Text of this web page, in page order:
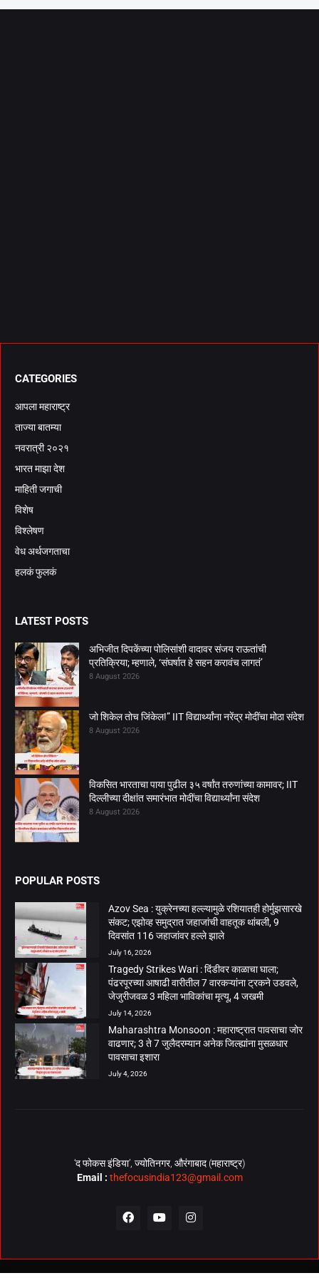
CATEGORIES
आपला महाराष्ट्र
ताज्या बातम्या
नवरात्री २०२१
भारत माझा देश
माहिती जगाची
विशेष
विश्लेषण
वेध अर्थजगताचा
हलकं फुलकं
LATEST POSTS
अभिजीत दिपकेंच्या पोलिसांशी वादावर संजय राऊतांची
प्रतिक्रिया; म्हणाले, ‘संघर्षात हे सहन करावंच लागतं’
8 August 2026
जो शिकेल तोच जिंकेल!” IIT विद्यार्थ्यांना नरेंद्र मोदींचा मोठा संदेश
8 August 2026
विकसित भारताचा पाया पुढील ३५ वर्षांत तरुणांच्या कामावर; IIT
दिल्लीच्या दीक्षांत समारंभात मोदींचा विद्यार्थ्यांना संदेश
8 August 2026
POPULAR POSTS
Azov Sea : युक्रेनच्या हल्ल्यामुळे रशियातही होर्मुझसारखे
संकट; एझोव्ह समुद्रात जहाजांची वाहतूक थांबली, 9
दिवसांत 116 जहाजांवर हल्ले झाले
July 16, 2026
Tragedy Strikes Wari : दिंडीवर काळाचा घाला;
पंढरपूरच्या आषाढी वारीतील 7 वारकऱ्यांना ट्रकने उडवले,
जेजुरीजवळ 3 महिला भाविकांचा मृत्यू, 4 जखमी
July 14, 2026
Maharashtra Monsoon : महाराष्ट्रात पावसाचा जोर
वाढणार; 3 ते 7 जुलैदरम्यान अनेक जिल्ह्यांना मुसळधार
पावसाचा इशारा
July 4, 2026
‘द फोकस इंडिया’, ज्योतिनगर, औरंगाबाद (महाराष्ट्र)
Email : thefocusindia123@gmail.com